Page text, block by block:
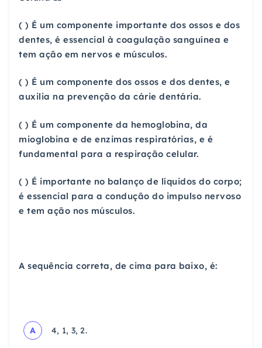
( ) É um componente importante dos ossos e dos
dentes, é essencial à coagulação sanguínea e
tem ação em nervos e músculos.
( ) É um componente dos ossos e dos dentes, e
auxilia na prevenção da cárie dentária.
( ) É um componente da hemoglobina, da
mioglobina e de enzimas respiratórias, e é
fundamental para a respiração celular.
( ) É importante no balanço de líquidos do corpo;
é essencial para a condução do impulso nervoso
e tem ação nos músculos.
A sequência correta, de cima para baixo, é:
A 4, 1, 3, 2.